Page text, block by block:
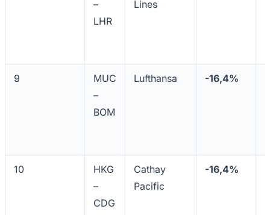
–
LHR
Lines
9
MUC
–
BOM
Lufthansa -16,4%
10
HKG
–
CDG
Cathay
Pacific
-16,4%